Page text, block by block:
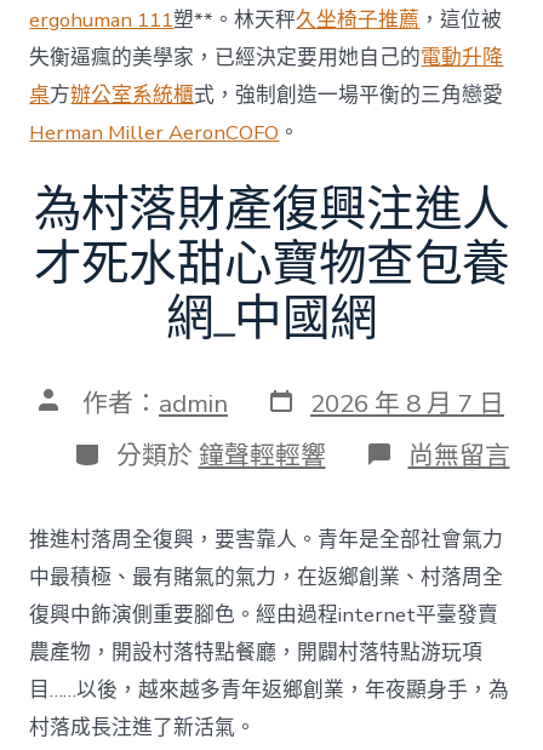
ergohuman 111塑**。林天秤久坐椅子推薦 ，這位被
失衡逼瘋的美學家，已經決定要用她自己的電動升降
桌方辦公室系統櫃式，強制創造一場平衡的三角戀愛
Herman Miller AeronCOFO 。
為村落財產復興注進人
才死水甜心寶物查包養
網_中國網
文 作者： admin 發
表
日
期
2026 年 8 月 7 日
分
類
分類於 鐘聲輕輕響 在
〈為
落
財
產
復
興
注
進
人
尚無留言
推進村落周全復興，要害靠人。青年是全部社會氣力
中最積極、最有賭氣的氣力，在返鄉創業、村落周全
復興中飾演側重要腳色。經由過程internet平臺發賣
農產物，開設村落特點餐廳，開闢村落特點游玩項
目……以後，越來越多青年返鄉創業，年夜顯身手，為
村落成長注進了新活氣。